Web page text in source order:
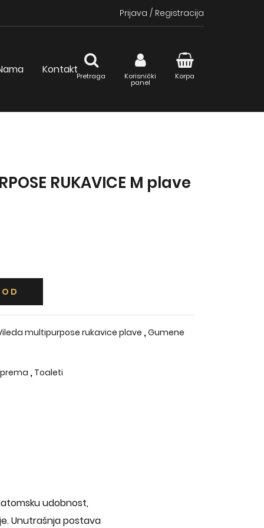
Prijava / Registracija
Kontakt
Pretraga Korisnički
panel
Korpa
RUKAVICE M plave
multipurpose rukavice plave ,Gumene
, Toaleti
udobnost,
Unutrašnja postava